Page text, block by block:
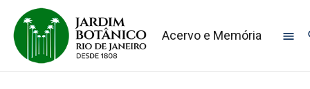
Acervo e Memória